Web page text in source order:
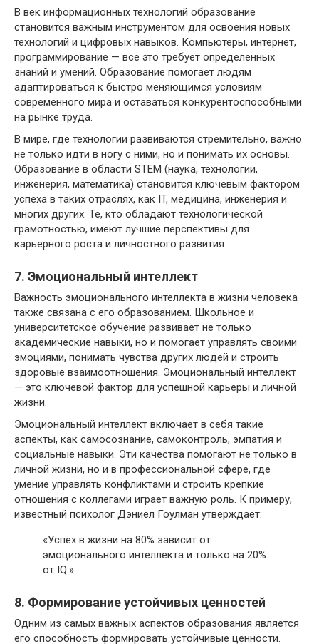
В век информационных технологий образование
становится важным инструментом для освоения новых
технологий и цифровых навыков. Компьютеры, интернет,
программирование — все это требует определенных
знаний и умений. Образование помогает людям
адаптироваться к быстро меняющимся условиям
современного мира и оставаться конкурентоспособными
на рынке труда.
В мире, где технологии развиваются стремительно, важно
не только идти в ногу с ними, но и понимать их основы.
Образование в области STEM (наука, технологии,
инженерия, математика) становится ключевым фактором
успеха в таких отраслях, как IT, медицина, инженерия и
многих других. Те, кто обладают технологической
грамотностью, имеют лучшие перспективы для
карьерного роста и личностного развития.
7. Эмоциональный интеллект
Важность эмоционального интеллекта в жизни человека
также связана с его образованием. Школьное и
университетское обучение развивает не только
академические навыки, но и помогает управлять своими
эмоциями, понимать чувства других людей и строить
здоровые взаимоотношения. Эмоциональный интеллект
— это ключевой фактор для успешной карьеры и личной
жизни.
Эмоциональный интеллект включает в себя такие
аспекты, как самосознание, самоконтроль, эмпатия и
социальные навыки. Эти качества помогают не только в
личной жизни, но и в профессиональной сфере, где
умение управлять конфликтами и строить крепкие
отношения с коллегами играет важную роль. К примеру,
известный психолог Дэниел Гоулман утверждает:
«Успех в жизни на 80% зависит от
эмоционального интеллекта и только на 20%
от IQ.»
8. Формирование устойчивых ценностей
Одним из самых важных аспектов образования является
его способность формировать устойчивые ценности.